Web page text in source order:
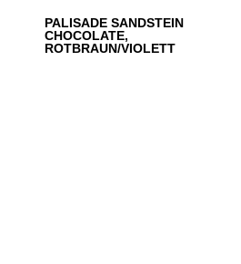
PALISADE SANDSTEIN
CHOCOLATE,
ROTBRAUN/VIOLETT